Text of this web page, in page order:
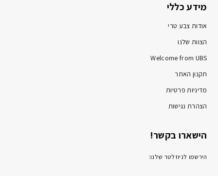
מידע כללי
אודות צבע טרי
הצוות שלנו
Welcome from UBS
תקנון האתר
מדיניות פרטיות
הצהרת נגישות
הישארו בקשר!
הירשמו לניוזלטר שלנו: